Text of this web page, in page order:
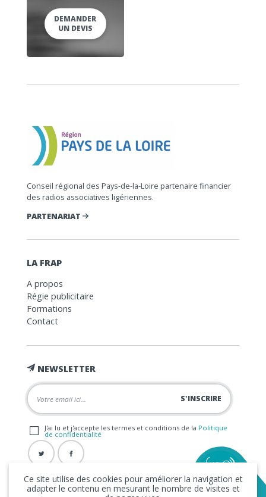
DEMANDER
UN DEVIS
Conseil régional des Pays-de-la-Loire partenaire financier
des radios associatives ligériennes.
PARTENARIAT
LA FRAP
A propos
Régie publicitaire
Formations
Contact
NEWSLETTER
J'ai lu et j'accepte les termes et conditions de la Politique
de confidentialité
Ce site utilise des cookies pour améliorer la navigation et
adapter le contenu en mesurant le nombre de visites et